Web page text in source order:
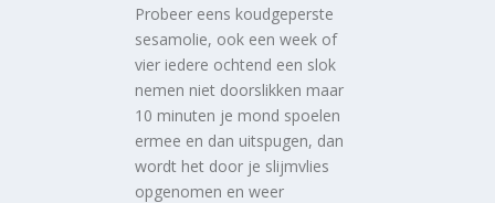
Probeer eens koudgeperste
sesamolie, ook een week of
vier iedere ochtend een slok
nemen niet doorslikken maar
10 minuten je mond spoelen
ermee en dan uitspugen, dan
wordt het door je slijmvlies
opgenomen en weer